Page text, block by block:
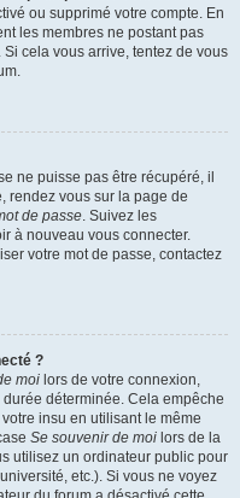
ou supprimé votre compte. En
les membres ne postant pas
cela vous arrive, tentez de vous
ne puisse pas être récupéré, il
rendez vous sur la page de
de passe. Suivez les
à nouveau vous connecter.
votre mot de passe, contactez
?
moi lors de votre connexion,
déterminée. Cela empêche
insu en utilisant le même
Se souvenir de moi lors de la
utilisez un ordinateur public pour
etc.). Si vous ne voyez